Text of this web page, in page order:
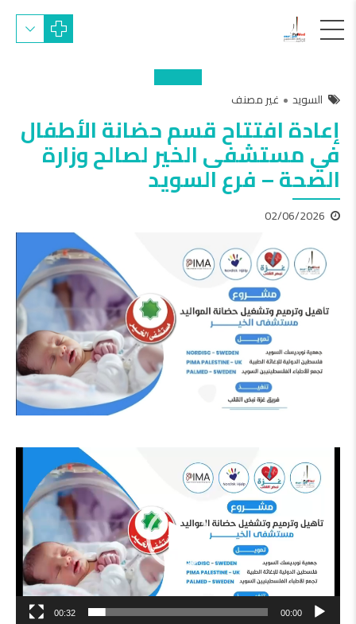
السويد غير مصنف
إعادة افتتاح قسم حضانة الأطفال
في مستشفى الخير لصالح وزارة
الصحة – فرع السويد
02/06/2026
الفيديو
00:00
00:32